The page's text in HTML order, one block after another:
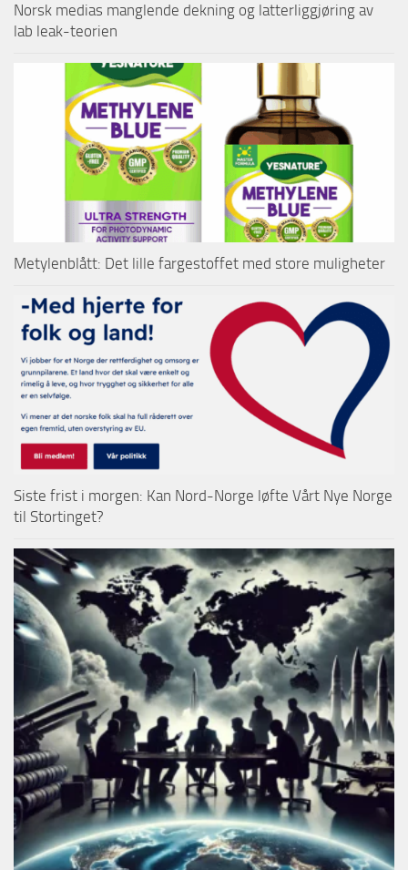
Norsk medias manglende dekning og latterliggjøring av
lab leak-teorien
Metylenblått: Det lille fargestoffet med store muligheter
Siste frist i morgen: Kan Nord-Norge løfte Vårt Nye Norge
til Stortinget?